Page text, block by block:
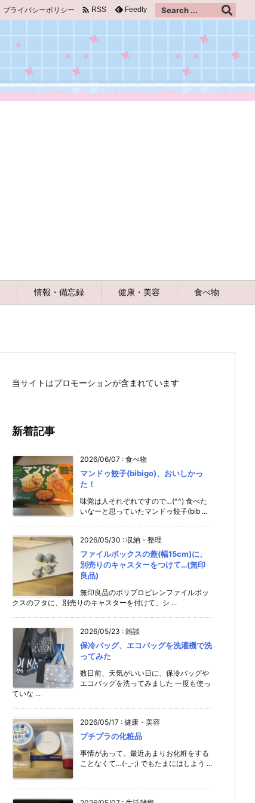
情報・備忘録 健康・美容 食べ物
プライバシーポリシー  RSS Feedly
当サイトはプロモーションが含まれています
新着記事
2026/06/07 : 食べ物
マンドゥ餃子(bibigo)、おいしかっ
た！
味覚は人それぞれですので…(^^) 食べた
いなーと思っていたマンドゥ餃子(bib ...
2026/05/30 : 収納・整理
ファイルボックスの蓋(幅15cm)に、
別売りのキャスターをつけて…(無印
良品)
無印良品のポリプロピレンファイルボッ
クスのフタに、別売りのキャスターを付けて、シ ...
2026/05/23 : 雑談
保冷バッグ、エコバッグを洗濯機で洗
ってみた
数日前、天気がいい日に、保冷バッグや
エコバッグを洗ってみました 一度も使っ
ていな ...
2026/05/17 : 健康・美容
プチプラの化粧品
事情があって、最近あまりお化粧をする
ことなくて…(-_-;) でもたまにはしよう ...